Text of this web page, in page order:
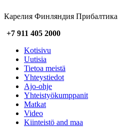
Карелия Финляндия Прибалтика
+7 911 405 2000
Kotisivu
Uutisia
Tietoa meistä
Yhteystiedot
Ajo-ohje
Yhteistyökumppanit
Matkat
Video
Kiinteistö and maa